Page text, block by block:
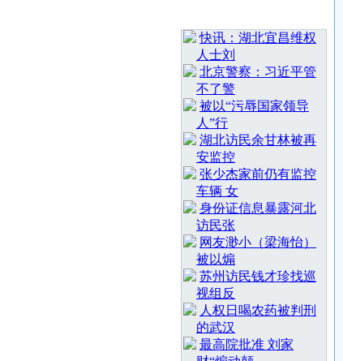
快讯：湖北宜昌维权
人士刘
北京警察：习近平管
不了警
被以“污辱国家领导
人”行
湖北访民余甘林被再
安监控
张少杰家前仍有监控
车辆 女
身份证信息暴露河北
访民张
网友渺小（梁海怡）
被以煽
苏州访民钱才珍找巡
视组反
人权日喝农药被判刑
的武汉
最高院批准 刘家